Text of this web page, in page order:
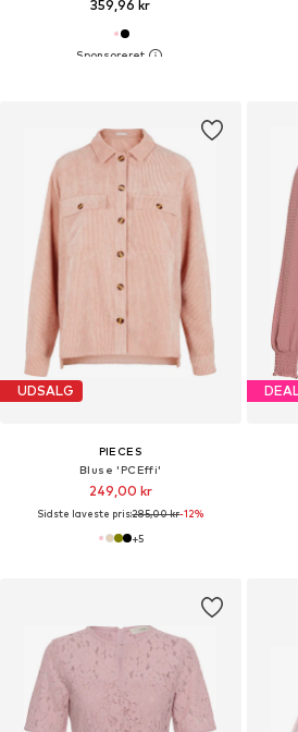
359,96 kr
UDSALG
PIECES
Bluse 'PCEffi'
249,00 kr
Sidste laveste pris:285,00 kr-12%
+5